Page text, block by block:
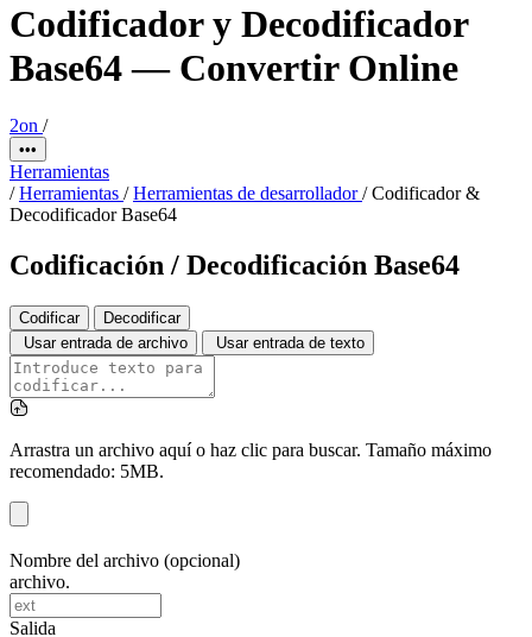
Codificador y Decodificador
Base64 — Convertir Online
2on /
•••
Herramientas
/ Herramientas / Herramientas de desarrollador/ Codificador &
Decodificador Base64
Codificación / Decodificación Base64
Codificar
Decodificar
Usar entrada de archivo
Usar entrada de texto
Arrastra un archivo aquí o haz clic para buscar. Tamaño máximo
recomendado: 5MB.
Nombre del archivo (opcional)
archivo.
Salida